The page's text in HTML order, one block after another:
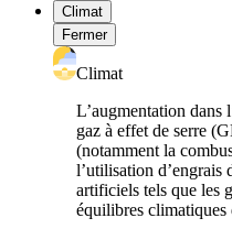
Climat
Fermer
Climat
L’augmentation dans
gaz à effet de serre
(notamment la
l’utilisation d’engrais
artificiels tels que les
équilibres climatiques